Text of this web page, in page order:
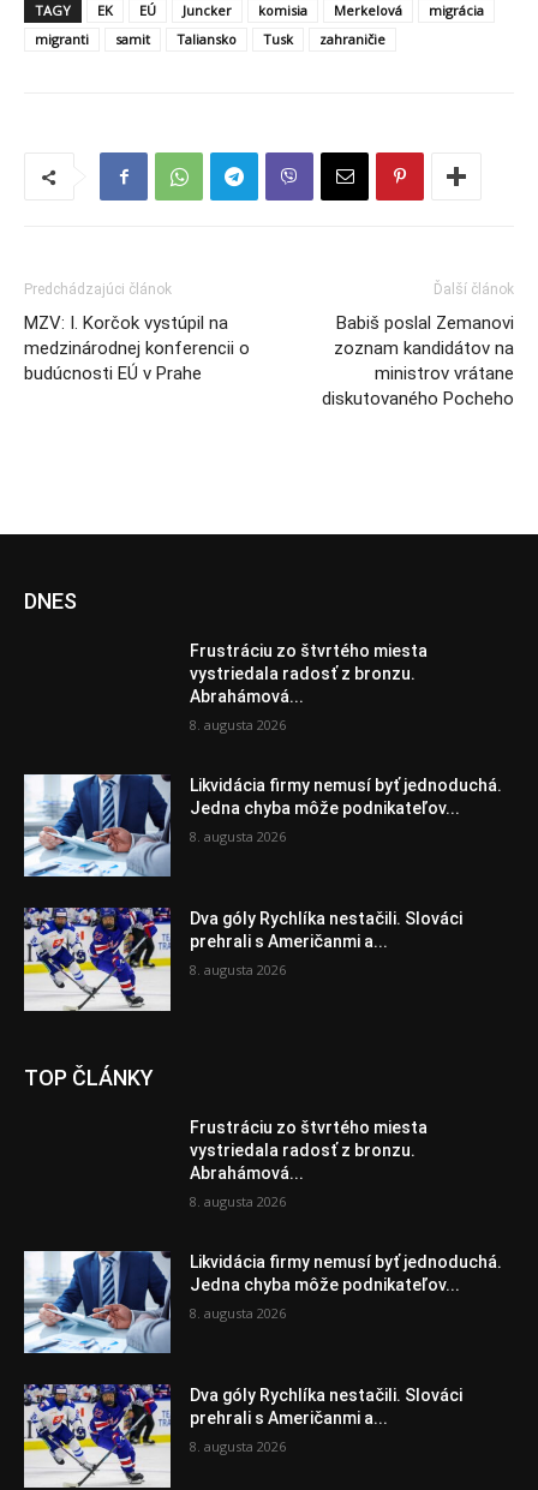
TAGY EK EÚ Juncker komisia Merkelová
migrácia
migranti
samit Taliansko Tusk zahraničie
Predchádzajúci článok
MZV: I. Korčok vystúpil na
medzinárodnej konferencii o
budúcnosti EÚ v Prahe
Ďalší článok
Babiš poslal Zemanovi
zoznam kandidátov na
ministrov vrátane
diskutovaného Pocheho
DNES
Frustráciu zo štvrtého miesta
vystriedala radosť z bronzu.
Abrahámová...
8. augusta 2026
Likvidácia firmy nemusí byť jednoduchá.
Jedna chyba môže podnikateľov...
8. augusta 2026
Dva góly Rychlíka nestačili. Slováci
prehrali s Američanmi a...
8. augusta 2026
TOP ČLÁNKY
Frustráciu zo štvrtého miesta
vystriedala radosť z bronzu.
Abrahámová...
8. augusta 2026
Likvidácia firmy nemusí byť jednoduchá.
Jedna chyba môže podnikateľov...
8. augusta 2026
Dva góly Rychlíka nestačili. Slováci
prehrali s Američanmi a...
8. augusta 2026